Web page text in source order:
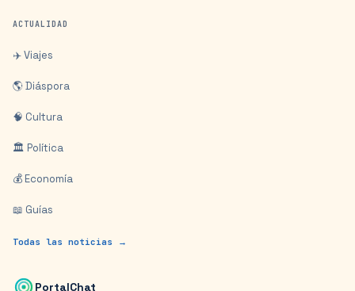
ACTUALIDAD
✈️ Viajes
🌎 Diáspora
🧠 Cultura
🏛️ Política
💰 Economía
📖 Guías
Todas las noticias →
PortalChat